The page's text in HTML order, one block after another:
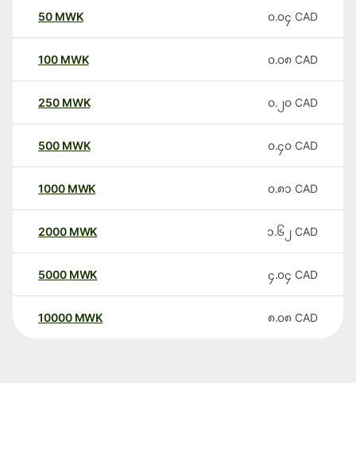
50 MWK ၀.၀၄ CAD
100 MWK ၀.၀၈ CAD
250 MWK ၀.၂၀ CAD
500 MWK ၀.၄၀ CAD
1000 MWK ၀.၈၁ CAD
2000 MWK ၁.၆၂ CAD
5000 MWK ၄.၀၄ CAD
10000 MWK ၈.၀၈ CAD